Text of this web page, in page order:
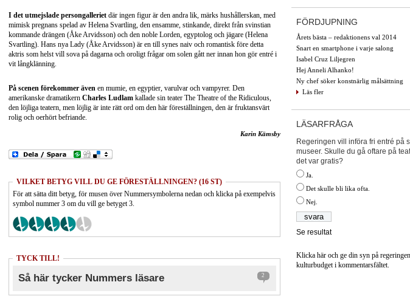
I det utmejslade persongalleriet där ingen figur är den andra lik, märks hushållerskan, med
mimisk pregnans spelad av Helena Svartling, den ensamme, stinkande, direkt från svinstian
kommande drängen (Åke Arvidsson) och den noble Lorden, egyptolog och jägare (Helena
Svartling). Hans nya Lady (Åke Arvidsson) är en till synes naiv och romantisk före detta
aktris som helst vill sova på dagarna och oroligt frågar om solen gått ner innan hon gör entré i
vit långklänning.
På scenen förekommer även en mumie, en egyptier, varulvar och vampyrer. Den
amerikanske dramatikern Charles Ludlam kallade sin teater The Theatre of the Ridiculous,
den löjliga teatern, men löjlig är inte rätt ord om den här föreställningen, den är fruktansvärt
rolig och oerhört befriande.
Karin Kämsby
VILKET BETYG VILL DU GE FÖRESTÄLLNINGEN? (16 ST)
För att sätta ditt betyg, för musen över Nummersymbolerna nedan och klicka på exempelvis
symbol nummer 3 om du vill ge betyget 3.
TYCK TILL!
Så här tycker Nummers läsare 2
FÖRDJUPNING
Årets bästa – redaktionens val 2014
Snart en smartphone i varje salong
Isabel Cruz Liljegren
Hej Anneli Alhanko!
Ny chef söker konstnärlig målsättning
Läs fler
LÄSARFRÅGA
Regeringen vill införa fri entré på
museer. Skulle du gå oftare på
det var gratis?
Ja.
Det skulle bli lika ofta.
Nej.
Se resultat
Klicka här och ge din syn på
kulturbudget i kommentarsfältet.